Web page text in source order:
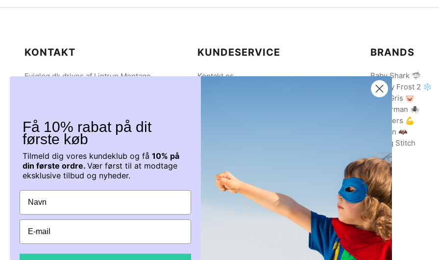
KONTAKT
Evigleg.dk drives af Lintrup Montage
6630 Rødding
Tlf: 61 40 40 19
Mail: info@evigleg.dk
Du kan kontakte os på tlf.: 61404019
Mandag - Torsdag 9-15 Fredag 9-12
Eller på mail Info@evigleg.dk, som vi
besvarer inden for 24
timer i hverdagen
KUNDESERVICE
Kontakt os
Fødevarestyrelsen
BRANDS
Baby Shark 🦈
Disney Frost 2 ❄️
Gurli Gris 🐷
Spiderman 🕷️
Avengers 💪
Batman 🦇
Lilo og Stitch
Få 10% rabat på dit
første køb
Tilmeld dig vores kundeklub og få 10% på
din første ordre. Vær først til at modtage
eksklusive tilbud og nyheder.